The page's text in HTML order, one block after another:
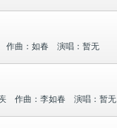
作曲：如春 演唱：暂无
作曲：李如春 演唱：暂无